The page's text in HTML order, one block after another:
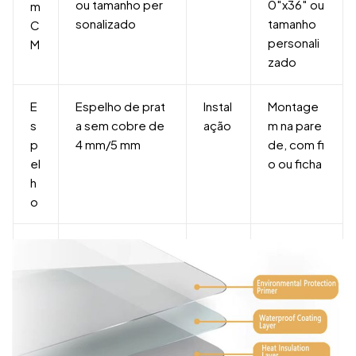
m
C
M
ou tamanho per
sonalizado
0″x36″ ou
tamanho
personali
zado
E
s
p
el
h
o
Espelho de prat
a sem cobre de
4 mm/5 mm
Instal
ação
Montage
m na pare
de, com fi
o ou ficha
xidável/Plástico/
ção
de i
mpe
rmea